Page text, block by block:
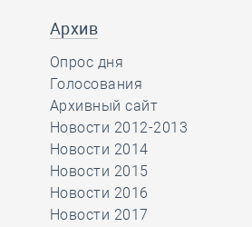
Архив
Опрос дня
Голосования
Архивный сайт
Новости 2012-2013
Новости 2014
Новости 2015
Новости 2016
Новости 2017